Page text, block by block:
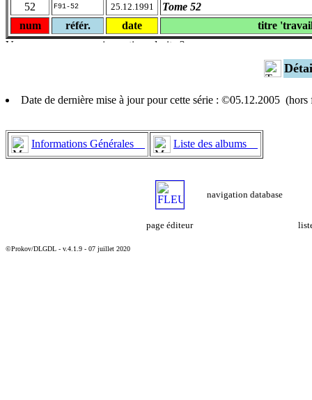
52
F91-52 25.12.1991
Tome 52
num
référ. date titre
Date de dernière mise à jour pour cette série : ©05.12.2005 (hors
Informations Générales Liste des albums
navigation database
page éditeur
©Prokov/DLGDL - v.4.1.9 - 07 juillet 2020